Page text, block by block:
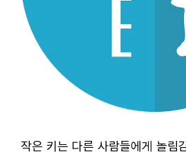
작은 키는 다른 사람들에게 놀림